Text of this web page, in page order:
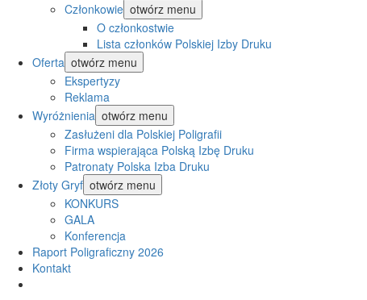
Członkowie otwórz menu
O członkostwie
Lista członków Polskiej Izby Druku
Oferta otwórz menu
Ekspertyzy
Reklama
Wyróżnienia otwórz menu
Zasłużeni dla Polskiej Poligrafii
Firma wspierająca Polską Izbę Druku
Patronaty Polska Izba Druku
Złoty Gryf otwórz menu
KONKURS
GALA
Konferencja
Raport Poligraficzny 2026
Kontakt